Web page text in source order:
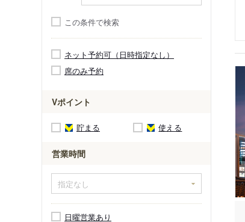
この条件で検索
ネット予約可（日時指定なし）
席のみ予約
Vポイント
貯まる 使える
営業時間
日曜営業あり